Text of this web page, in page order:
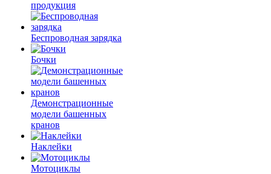
продукция
Беспроводная зарядка
Бочки
Демонстрационные
модели башенных
кранов
Наклейки
Мотоциклы